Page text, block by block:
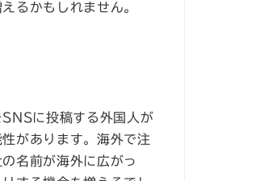
るかもしれません。
に投稿する外国人が
があります。海外で注
名前が海外に広がっ